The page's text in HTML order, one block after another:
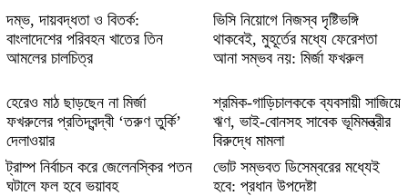
দম্ভ, দায়বদ্ধতা ও বিতর্ক:
বাংলাদেশের পরিবহন খাতের তিন
আমলের চালচিত্র
ভিসি নিয়োগে নিজস্ব দৃষ্টিভঙ্গি
থাকবেই, মুহূর্তের মধ্যে ফেরেশতা
আনা সম্ভব নয়: মির্জা ফখরুল
হেরেও মাঠ ছাড়ছেন না মির্জা
ফখরুলের প্রতিদ্বন্দ্বী ‘তরুণ তুর্কি’
দেলাওয়ার
শ্রমিক-গাড়িচালককে ব্যবসায়ী সাজিয়ে
ঋণ, ভাই-বোনসহ সাবেক ভূমিমন্ত্রীর
বিরুদ্ধে মামলা
ট্রাম্প নির্বাচন করে জেলেনস্কির পতন
ঘটালে ফল হবে ভয়াবহ
ভোট সম্ভবত ডিসেম্বরের মধ্যেই
হবে: প্রধান উপদেষ্টা